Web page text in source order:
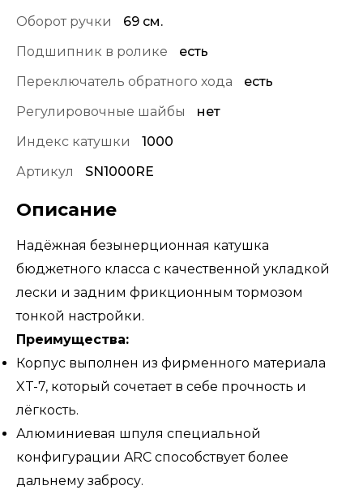
Оборот ручки
69 см.
Подшипник в ролике
есть
Переключатель обратного хода
есть
Регулировочные шайбы
нет
Индекс катушки
1000
Артикул
SN1000RE
Описание
Надёжная безынерционная катушка
бюджетного класса с качественной укладкой
лески и задним фрикционным тормозом
тонкой настройки.
Преимущества:
Корпус выполнен из фирменного материала
XT-7, который сочетает в себе прочность и
лёгкость.
Алюминиевая шпуля специальной
конфигурации ARC способствует более
дальнему забросу.